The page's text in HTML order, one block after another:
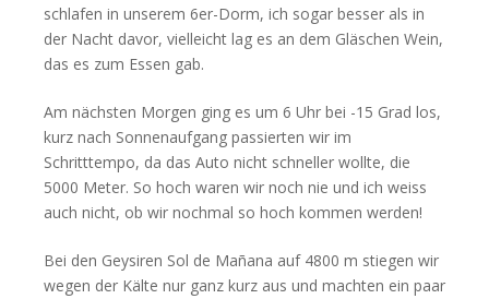
schlafen in unserem 6er-Dorm, ich sogar besser als in
der Nacht davor, vielleicht lag es an dem Gläschen Wein,
das es zum Essen gab.
Am nächsten Morgen ging es um 6 Uhr bei -15 Grad los,
kurz nach Sonnenaufgang passierten wir im
Schritttempo, da das Auto nicht schneller wollte, die
5000 Meter. So hoch waren wir noch nie und ich weiss
auch nicht, ob wir nochmal so hoch kommen werden!
Bei den Geysiren Sol de Mañana auf 4800 m stiegen wir
wegen der Kälte nur ganz kurz aus und machten ein paar